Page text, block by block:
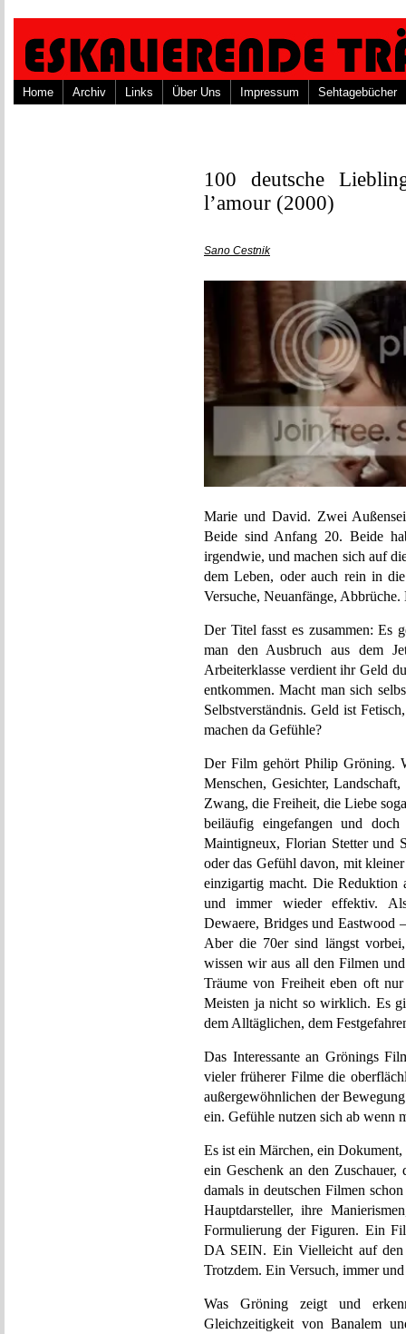
Home Archiv Links Über Uns Impressum Sehtagebücher
100 deutsche
l’amour (2000)
Sano Cestnik
Marie und David. Zwei
Beide sind Anfang 20. Beide
irgendwie, und machen sich auf
dem Leben, oder auch rein in
Versuche, Neuanfänge, Abbrüche.
Der Titel fasst es zusammen: Es
man den Ausbruch aus dem
Arbeiterklasse verdient ihr Geld
entkommen. Macht man sich
Selbstverständnis. Geld ist
machen da Gefühle?
Der Film gehört Philip Gröning.
Menschen, Gesichter,
Zwang, die Freiheit, die Liebe
beiläufig eingefangen und
Maintigneux, Florian Stetter und
oder das Gefühl davon, mit
einzigartig macht. Die
und immer wieder effektiv.
Dewaere, Bridges und Eastwood
Aber die 70er sind längst
wissen wir aus all den Filmen
Träume von Freiheit eben oft
Meisten ja nicht so wirklich. Es
dem Alltäglichen, dem
Das Interessante an Grönings
vieler früherer Filme die
außergewöhnlichen der
ein. Gefühle nutzen sich ab wenn
Es ist ein Märchen, ein
ein Geschenk an den
damals in deutschen Filmen
Hauptdarsteller, ihre
Formulierung der Figuren. Ein
DA SEIN. Ein Vielleicht auf
Trotzdem. Ein Versuch, immer
Was Gröning zeigt und
Gleichzeitigkeit von Banalem